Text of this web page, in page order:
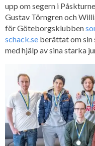
upp om segern i
Gustav Törngren och
för Göteborgsklubben
schack.se berättat om sin
med hjälp av sina starka